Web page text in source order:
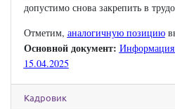
допустимо снова закрепить в
Отметим, аналогичную позицию
Основной документ:
15.04.2025
Кадровик